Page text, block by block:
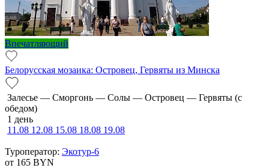
Впечатляющий
Белорусская мозаика: Островец, Гервяты из Минска
Залесье — Сморгонь — Солы — Островец — Гервяты (с
обедом)
1 день
11.08 12.08 15.08 18.08 19.08
Туроператор: Экотур-6
от 165 BYN